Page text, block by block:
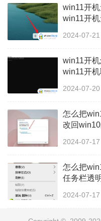
win11开
win11开
2024-07-21
win11开
win11开
2024-07-20
怎么把
改回
2024-07-17
怎么把
任务栏透
2024-07-17